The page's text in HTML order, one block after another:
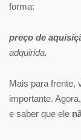
forma:
preço de
adquirida.
Mais para frente,
importante.
e saber que ele